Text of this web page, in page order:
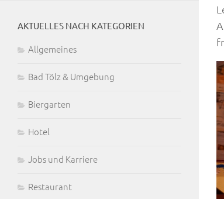
AKTUELLES NACH KATEGORIEN
Allgemeines
Bad Tölz & Umgebung
Biergarten
Hotel
Jobs und Karriere
Restaurant